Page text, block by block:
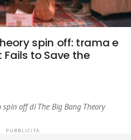
spin off: trama e
to Save the
off di The Big Bang Theory